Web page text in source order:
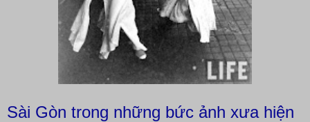
Sài Gòn trong những bức ảnh xưa hiện